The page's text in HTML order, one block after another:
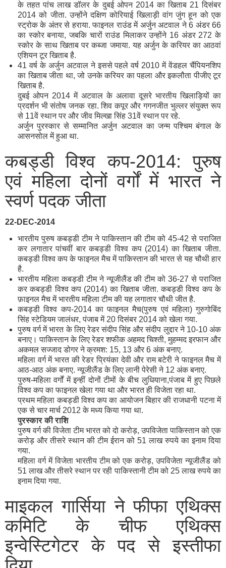
के तहत पांच लाख डॉलर के दुबई ओपन 2014 का खिताब 21 दिसंबर
2014 को जीता. उन्होंने दक्षिण कोरियाई खिलाड़ी वांग जुंग हून को एक
स्ट्रोक के अंतर से हराया. फाइनल राउंड में अर्जुन अटवाल ने 6 अंडर 66
का स्कोर बनाया, जबकि चारों राउंड मिलाकर उन्होंने 16 अंडर 272 के
स्कोर के साथ खिताब पर कब्जा जमाया. यह अर्जुन के करियर का आठवां
एशियन टूर खिताब है.
41 वर्ष के अर्जुन अटवाल ने इससे पहले वर्ष 2010 में वेंडहल चैंपियनशिप
का खिताब जीता था, जो उनके करियर का पहला और इकलौता पीजीए टूर
खिताब है.
दुबई ओपन 2014 में अटवाल के अलावा दूसरे भारतीय खिलाड़ियों का
प्रदर्शन भी संतोष जनक रहा. शिव कपूर और गगनजीत भुल्लर संयुक्त रूप
से 11वें स्थान पर और जीव मिल्खा सिंह 31वें स्थान पर रहे.
अर्जुन पुरस्कार से सम्मानित अर्जुन अटवाल का जन्म पश्चिम बंगाल के
आसनसोल में हुआ था.
कबड्डी विश्व कप-2014: पुरुष
एवं महिला दोनों वर्गों में भारत ने
स्वर्ण पदक जीता
22-DEC-2014
भारतीय पुरुष कबड्डी टीम ने पाकिस्तान की टीम को 45-42 से पराजित
कर लगातार पांचवीं बार कबड्डी विश्व कप (2014) का खिताब जीता.
कबड्डी विश्व कप के फाइनल मैच में पाकिस्तान की भारत से यह चौथी हार
है.
भारतीय महिला कबड्डी टीम ने न्यूजीलैंड की टीम को 36-27 से पराजित
कर कबड्डी विश्व कप (2014) का खिताब जीता. कबड्डी विश्व कप के
फ़ाइनल मैच में भारतीय महिला टीम की यह लगातार चौथी जीत है.
कबड्डी विश्व कप-2014 का फाइनल मैच(पुरुष एवं महिला) गुरुगोबिंद
सिंह स्टेडियम जालंधर, पंजाब में 20 दिसंबर 2014 को खेला गया.
पुरुष वर्ग में भारत के लिए रेडर संदीप सिंह और संदीप लुद्दार ने 10-10 अंक
बनाए। पाकिस्तान के लिए रेडर शफीक अहमद चिश्ती, मुहम्मद इरफान और
अकमल सज्जाद डोगर ने क्रमश: 15, 13 और 6 अंक बनाए.
महिला वर्ग में भारत की रेडर प्रियंका देवी और राम बटेरी ने फाइनल मैच में
आठ-आठ अंक बनाए. न्यूजीलैंड के लिए लानी पेरेसी ने 12 अंक बनाए.
पुरुष-महिला वर्गों में इन्हीं दोनों टीमों के बीच लुधियाना,पंजाब में हुए पिछले
विश्व कप का फाइनल खेला गया था और भारत ही विजेता रहा था.
प्रथम महिला कबड्डी विश्व कप का आयोजन बिहार की राजधानी पटना में
एक से चार मार्च 2012 के मध्य किया गया था.
पुरस्कारकीराशि
पुरुष वर्ग की विजेता टीम भारत को दो करोड़, उपविजेता पाकिस्तान को एक
करोड़ और तीसरे स्थान की टीम ईरान को 51 लाख रुपये का इनाम दिया
गया.
महिला वर्ग में विजेता भारतीय टीम को एक करोड़, उपविजेता न्यूजीलैंड को
51 लाख और तीसरे स्थान पर रही पाकिस्तानी टीम को 25 लाख रुपये का
इनाम दिया गया.
माइकल गार्सिया ने फीफा एथिक्स
कमिटि के चीफ एथिक्स
इन्वेस्टिगेटर के पद से इस्तीफा